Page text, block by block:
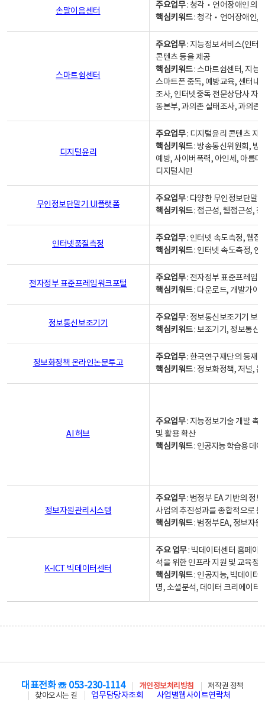
손말이음센터
주요업무: 청각‧언어장애인의
핵심키워드: 청각‧언어장애인,
스마트쉼센터
주요업무: 지능정보서비스(인터
콘텐츠 등을 제공
핵심키워드: 스마트쉼센터, 지능
스마트폰 중독, 예방교육, 센터내
조사, 인터넷중독 전문상담사 자
동본부, 과의존 실태조사, 과의존
디지털윤리
주요업무: 디지털윤리 콘텐츠 지
핵심키워드: 방송통신위원회, 방
예방, 사이버폭력, 아인세, 아름
디지털시민
무인정보단말기 UI플랫폼
주요업무: 다양한 무인정보단말
핵심키워드: 접근성, 웹접근성,
인터넷품질측정
주요업무: 인터넷 속도측정, 웹접
핵심키워드: 인터넷 속도측정, 인
전자정부 표준프레임워크포털
주요업무: 전자정부 표준프레임
핵심키워드: 다운로드, 개발가이
정보통신보조기기
주요업무: 정보통신보조기기 보
핵심키워드: 보조기기, 정보통신
정보화정책 온라인논문투고
주요업무: 한국연구재단의 등재
핵심키워드: 정보화정책, 저널,
AI 허브
주요업무: 지능정보기술 개발 촉
및 활용 확산
핵심키워드: 인공지능 학습용 데
정보자원관리시스템
주요업무: 범정부 EA 기반의 정
사업의 추진성과를 종합적으로
핵심키워드: 범정부EA, 정보자
K-ICT 빅데이터센터
주요 업무: 빅데이터센터 홈페이
석을 위한 인프라 지원 및 교육정
핵심키워드: 인공지능, 빅데이터,
명, 소셜분석, 데이터 크리에이터
대표전화 ☏ 053-230-1114 개인정보처리방침
저작권 정책
찾아오시는 길
업무담당자조회 사업별웹사이트연락처